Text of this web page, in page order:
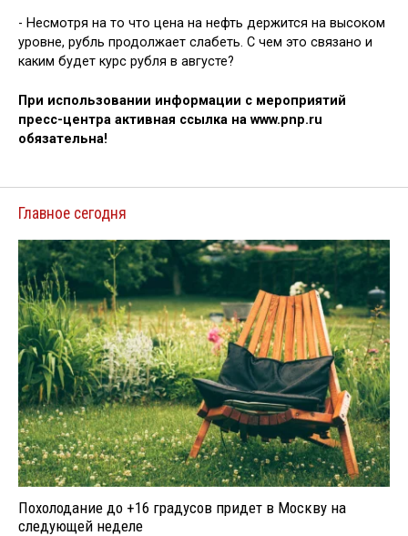
- Несмотря на то что цена на нефть держится на высоком
уровне, рубль продолжает слабеть. С чем это связано и
каким будет курс рубля в августе?
При использовании информации с мероприятий
пресс-центра активная ссылка на www.pnp.ru
обязательна!
Главное сегодня
Похолодание до +16 градусов придет в Москву на
следующей неделе